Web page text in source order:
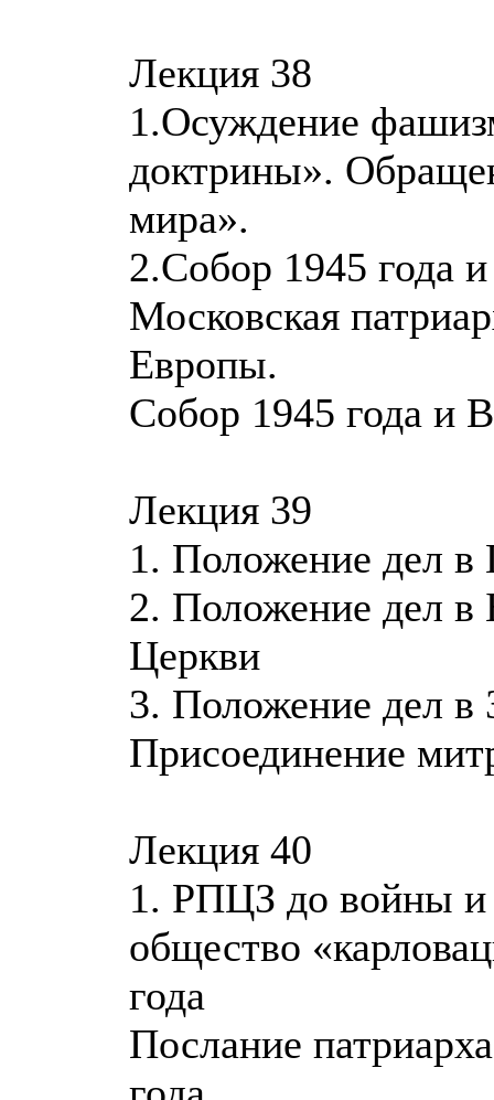
Лекция 38
1.Осуждение
доктрины».
мира».
2.Собор 1945 года
Московская
Европы.
Собор 1945 года и
Лекция 39
1. Положение дел в
2. Положение дел в
Церкви
3. Положение дел в
Присоединение
Лекция 40
1. РПЦЗ до войны и
общество
года
Послание